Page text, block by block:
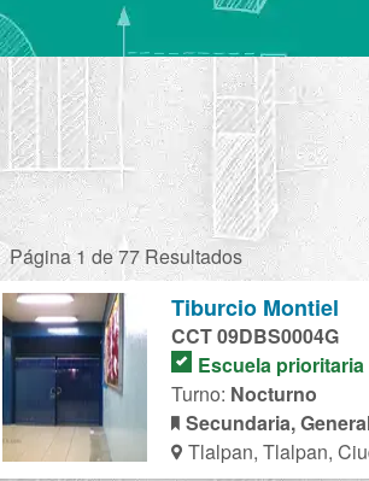
Página 1 de 77 Resultados
Tiburcio Montiel
CCT 09DBS0004G
Escuela prioritaria
Turno: Nocturno
Secundaria,
Tlalpan, Tlalpan,